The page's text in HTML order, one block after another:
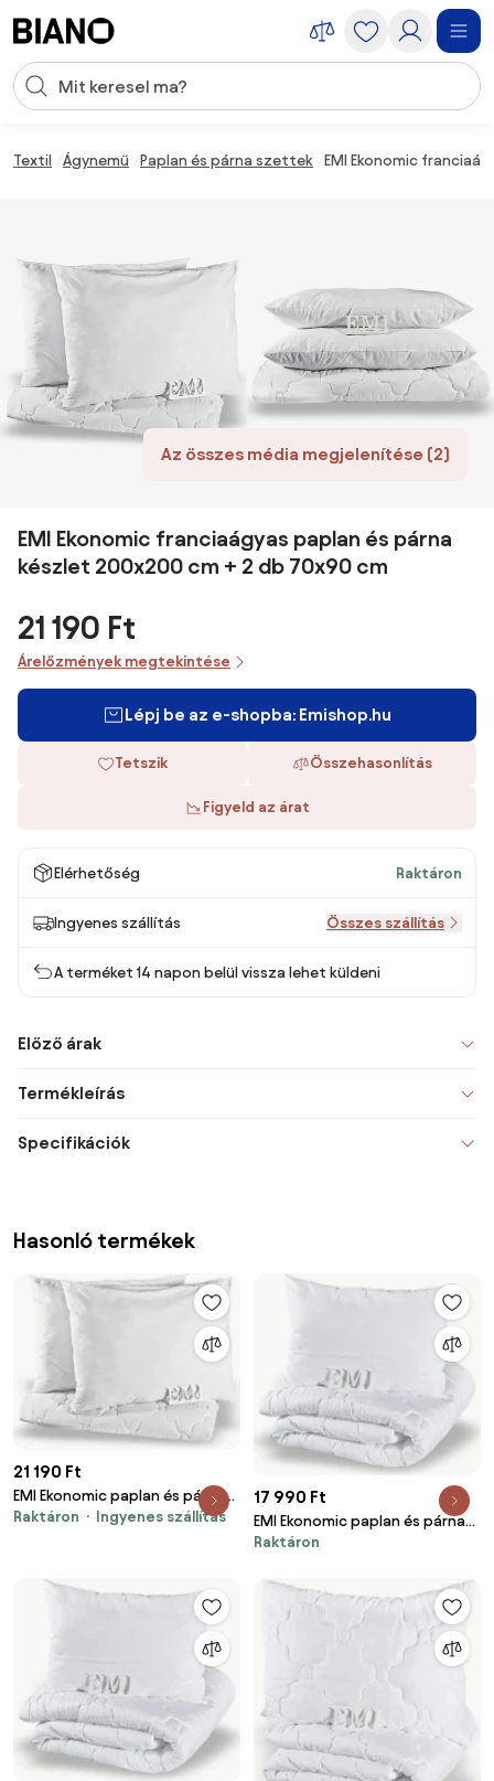
Keresési bevitel
Textil Ágynemű Paplan és párna szettek EMI Ekonomic
Az összes média megjelenítése (2)
EMI Ekonomic franciaágyas paplan és párna
készlet 200x200 cm + 2 db 70x90 cm
21 190 Ft
Árelőzmények megtekintése
Lépj be az e-shopba: Emishop.hu
Tetszik Összehasonlítás
Figyeld az árat
Elérhetőség Raktáron
Ingyenes szállítás Összes szállítás
A terméket 14 napon belül vissza lehet küldeni
Előző árak
Termékleírás
Specifikációk
Hasonló termékek
21 190 Ft
EMI Ekonomic paplan és párna
szett 200x220 cm + 2x 70x90
Raktáron Ingyenes szállítás
17 990 Ft
EMI Ekonomic paplan és párna
szett 140x200 cm + 70x90 cm
Raktáron